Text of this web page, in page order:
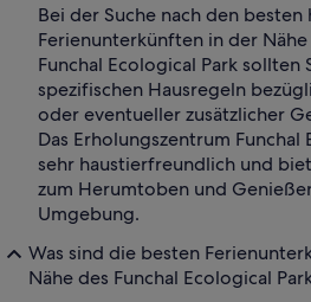
Bei der Suche nach den
Ferienunterkünften in der
Funchal Ecological Park sollten
spezifischen Hausregeln
oder eventueller zusätzlicher
Das Erholungszentrum Funchal
sehr haustierfreundlich und
zum Herumtoben und
Umgebung.
Was sind die besten
Nähe des Funchal Ecological